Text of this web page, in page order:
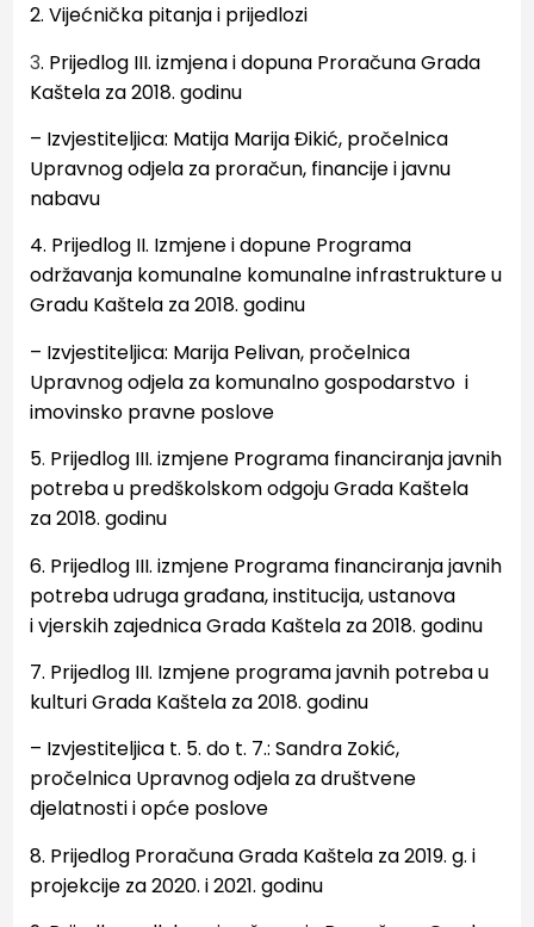
2. Vijećnička pitanja i prijedlozi
3. Prijedlog III. izmjena i dopuna Proračuna Grada
Kaštela za 2018. godinu
– Izvjestiteljica: Matija Marija Đikić, pročelnica
Upravnog odjela za proračun, financije ijavnu
nabavu
4. Prijedlog II. Izmjene i dopune Programa
održavanja komunalne komunalne infrastrukture u
Gradu Kaštela za2018. godinu
– Izvjestiteljica: Marija Pelivan, pročelnica
Upravnog odjela za komunalno gospodarstvo i
imovinsko pravne poslove
5. Prijedlog III. izmjene Programa financiranja javnih
potreba u predškolskom odgoju Grada Kaštela
za2018. godinu
6. Prijedlog III. izmjene Programa financiranja javnih
potreba udruga građana, institucija, ustanova
ivjerskih zajednica Grada Kaštela za 2018. godinu
7. Prijedlog III. Izmjene programa javnih potreba u
kulturi Grada Kaštela za 2018. godinu
– Izvjestiteljica t. 5. do t. 7.: Sandra Zokić,
pročelnica Upravnog odjela za društvene
djelatnosti iopće poslove
8. Prijedlog Proračuna Grada Kaštela za 2019. g. i
projekcije za 2020. i2021. godinu